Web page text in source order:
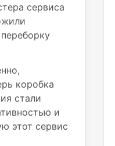
сервиса
коробка
стали
и
этот сервис